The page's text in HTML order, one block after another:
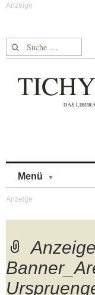
Suche nach:
Menü